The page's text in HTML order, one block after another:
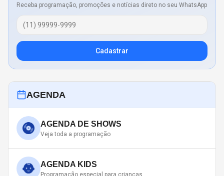
Receba programação, promoções e notícias direto no seu WhatsApp
Cadastrar
AGENDA
AGENDA DE SHOWS
Veja toda a programação
AGENDA KIDS
Programação especial para crianças